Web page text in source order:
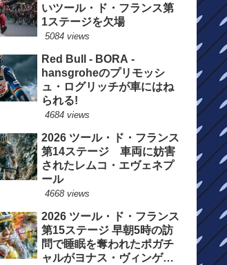
いツール・ド・フランス第
1ステージを欠場
5084 views
Red Bull - BORA -
hansgroheのプリモッシ
ュ・ログリッチが車にはね
られる!
4684 views
2026 ツール・ド・フランス
第14ステージ 車両に妨害
されたレムコ・エヴェネプ
ール
4668 views
2026 ツール・ド・フランス
第15ステージ 早朝5時の訪
問で睡眠を奪われたポガチ
ャルがヨナス・ヴィンゲゴ